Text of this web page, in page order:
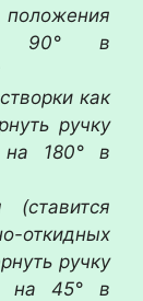
90° в
как
ручку
на 180° в
(ставится
ручку
на 45° в